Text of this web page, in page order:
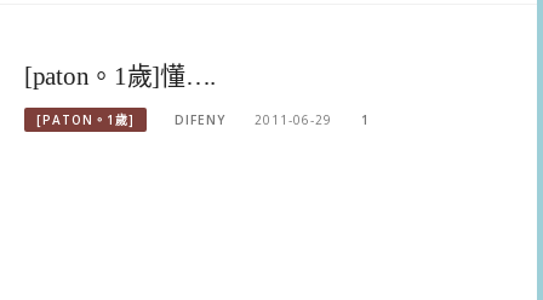
[paton。1歲]懂….
[PATON。1歲] DIFENY 2011-06-29 1